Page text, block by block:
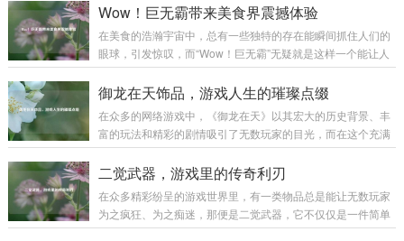
安装在系统盘，以免影响电脑性能...
展现威力的制胜密码。 火炮技能涵盖了多个方面，从最基础的
操作技能到复杂的战术运用,每一个环节都决定着火炮在战场上
能否发挥出最大效能。 操作技能是火炮技能的基石，一名合格
的火炮手，首先要熟练掌握火炮的装填、瞄准和发射等基本操
装填方式和要求，装填的速度和准确性...
Wow！巨无霸带来美食界震撼体验
在美食的浩瀚宇宙中，总有一些独特的存在能瞬间抓住人们的
眼球，引发惊叹，而“Wow！巨无霸”无疑就是这样一个能让人
发出由衷赞叹的美食奇迹。 “Wow！巨无霸”，单是这个名字就
充满了魔力。“Wow”代表着惊叹、震撼，而“巨无霸”则明确了
它的体量与霸气，当它第一次出现在人们的视野中时，那种视
觉上的冲击感就如同看到一座美食小山般，让人忍不住脱口而
出“Wow”。 从外观来看，“Wow！巨无霸”拥有令人咋舌的尺
一座小山丘，那金黄酥...
御龙在天饰品，游戏人生的璀璨点缀
在众多的网络游戏中，《御龙在天》以其宏大的历史背景、丰
富的玩法和精彩的剧情吸引了无数玩家的目光，而在这个充满
热血与激情的游戏世界里，御龙在天饰品宛如一颗颗璀璨的明
珠,为玩家们的游戏体验增添了别样的光彩。 御龙在天饰品不仅
仅是一种装饰，更是实力与身份的象征，从最初级的简单饰品
到高级的珍稀饰品，每一件都承载着玩家的心血与努力，当玩
家初入游戏，那些基础的饰品或许只能提供一些微不足道的属
二觉武器，游戏里的传奇利刃
在众多精彩纷呈的游戏世界里，有一类物品总是能让无数玩家
为之疯狂、为之痴迷，那便是二觉武器，它不仅仅是一件简单
的装备，更是玩家们在游戏征程中的荣耀象征,是实力的具象化